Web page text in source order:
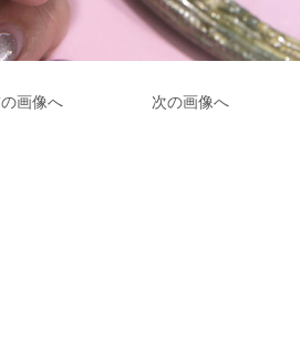
画像へ 次の画像へ